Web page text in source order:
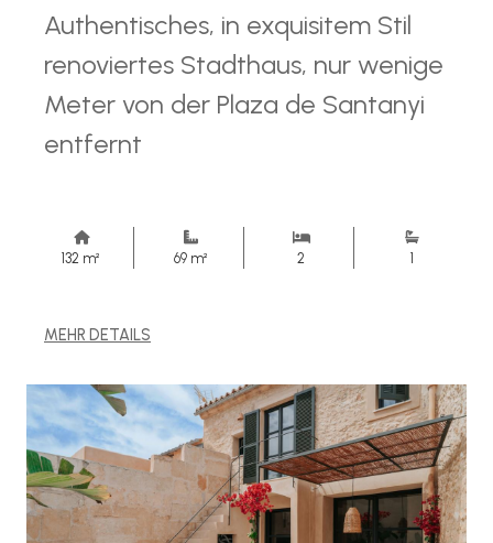
Authentisches, in exquisitem Stil
renoviertes Stadthaus, nur wenige
Meter von der Plaza de Santanyi
entfernt
132 m² 69 m² 2 1
MEHR DETAILS